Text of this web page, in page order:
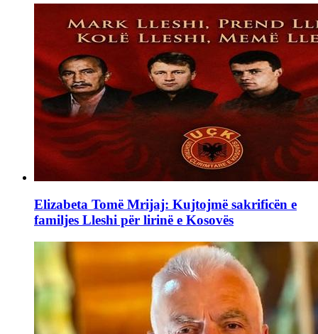
Elizabeta Tomë Mrijaj: Kujtojmë sakrificën e
familjes Lleshi për lirinë e Kosovës